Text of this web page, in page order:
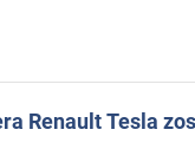
Renault Tesla